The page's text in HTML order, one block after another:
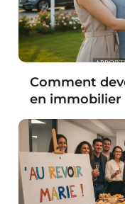
Comment
en immobilier